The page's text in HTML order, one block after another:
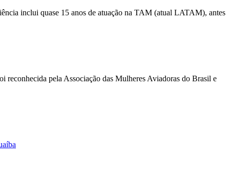
inclui quase 15 anos de atuação na TAM (atual LATAM), antes
reconhecida pela Associação das Mulheres Aviadoras do Brasil e